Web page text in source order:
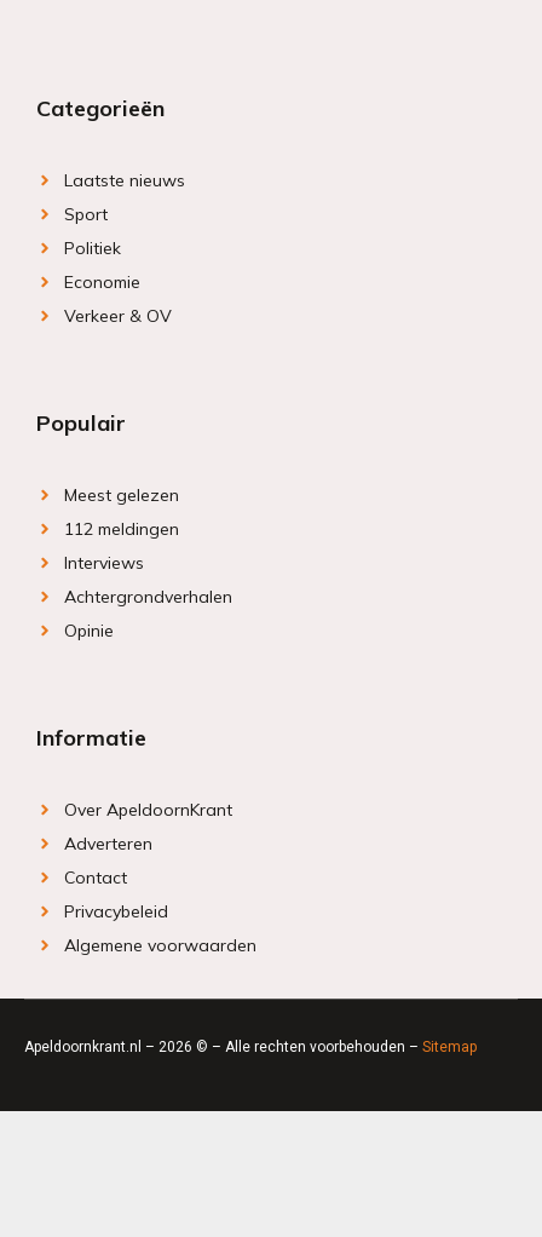
Categorieën
Laatste nieuws
Sport
Politiek
Economie
Verkeer & OV
Populair
Meest gelezen
112 meldingen
Interviews
Achtergrondverhalen
Opinie
Informatie
Over ApeldoornKrant
Adverteren
Contact
Privacybeleid
Algemene voorwaarden
Apeldoornkrant.nl – 2026 © – Alle rechten voorbehouden – Sitemap